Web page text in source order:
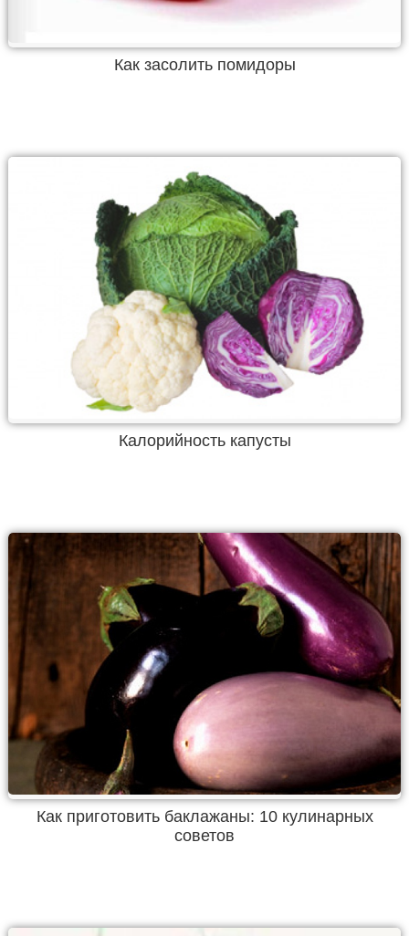
Как засолить помидоры
Калорийность капусты
Как приготовить баклажаны: 10 кулинарных
советов